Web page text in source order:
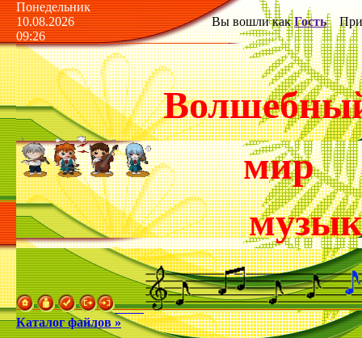
Понедельник
10.08.2026
09:26
Вы вошли как Гость
мир
Каталог файлов »